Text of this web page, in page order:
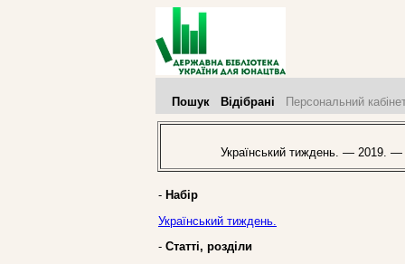
Пошук Відібрані Персональний
Український тиждень. — 2019.
- Набір
Український тиждень.
- Статті, розділи